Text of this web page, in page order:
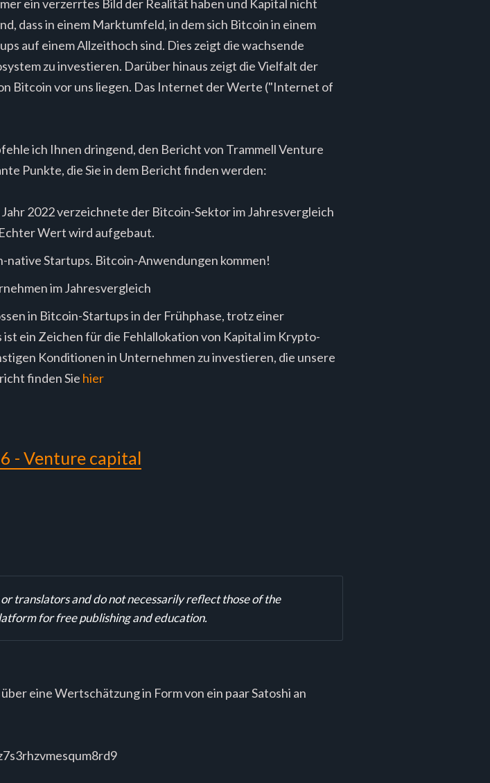
ein verzerrtes Bild der Realität haben und Kapital nicht
dass in einem Marktumfeld, in dem sich Bitcoin in einem
auf einem Allzeithoch sind. Dies zeigt die wachsende
zu investieren. Darüber hinaus zeigt die Vielfalt der
Bitcoin vor uns liegen. Das Internet der Werte ("Internet of
ich Ihnen dringend, den Bericht von Trammell Venture
Punkte, die Sie in dem Bericht finden werden:
2022 verzeichnete der Bitcoin-Sektor im Jahresvergleich
Wert wird aufgebaut.
native Startups. Bitcoin-Anwendungen kommen!
im Jahresvergleich
in Bitcoin-Startups in der Frühphase, trotz einer
ein Zeichen für die Fehlallokation von Kapital im Krypto-
Konditionen in Unternehmen zu investieren, die unsere
finden Sie hier
- Venture capital
translators and do not necessarily reflect those of the
for free publishing and education.
eine Wertschätzung in Form von ein paar Satoshi an